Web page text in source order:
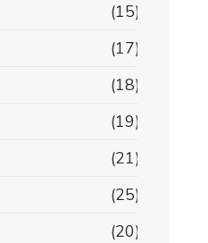
(15)
(17)
(18)
(19)
(21)
(25)
(20)